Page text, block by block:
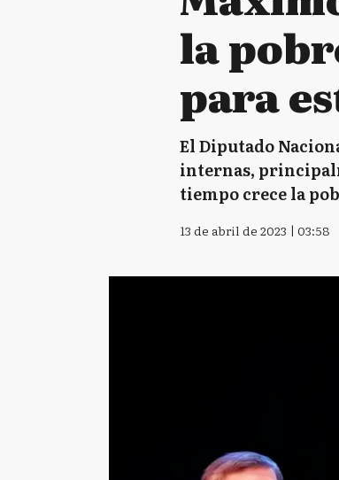
la
para
El Diputado
internas,
tiempo crece la
13 de abril de 2023 | 03:58